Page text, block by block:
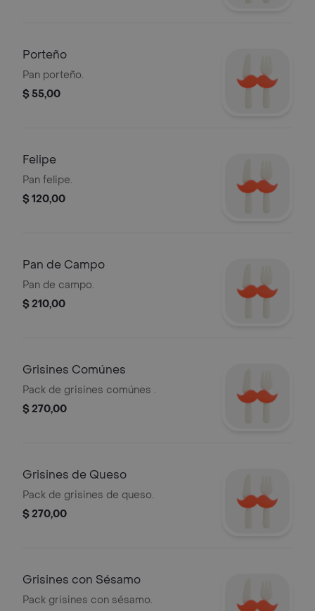
Porteño
Pan porteño.
$ 55,00
Felipe
Pan felipe.
$ 120,00
Pan de Campo
Pan de campo.
$ 210,00
Grisines Comúnes
Pack de grisines comúnes .
$ 270,00
Grisines de Queso
Pack de grisines de queso.
$ 270,00
Grisines con Sésamo
Pack grisines con sésamo.